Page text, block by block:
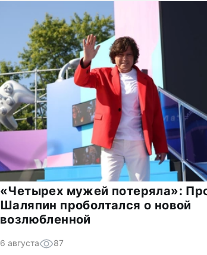
«Четырех мужей потеряла»:
Шаляпин проболтался о новой
возлюбленной
6 августа 87